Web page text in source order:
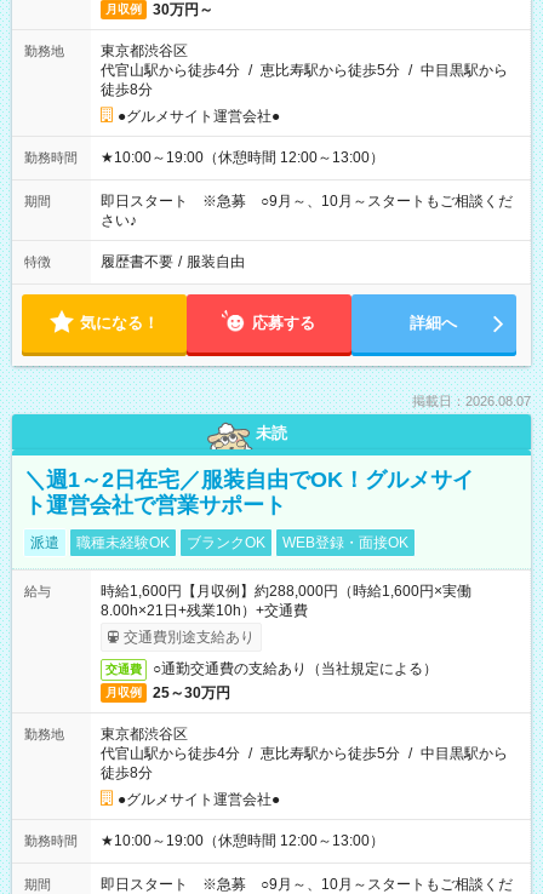
月収例 30万円～
勤務地
東京都渋谷区
代官山駅から徒歩4分 / 恵比寿駅から徒歩5分 / 中目黒駅から
徒歩8分
●グルメサイト運営会社●
勤務時間 ★10:00～19:00（休憩時間 12:00～13:00）
期間
即日スタート ※急募 ○9月～、10月～スタートもご相談くだ
さい♪
特徴 履歴書不要 / 服装自由
気になる！ 応募する 詳細へ
掲載日：2026.08.07
未読
＼週1～2日在宅／服装自由でOK！グルメサイ
ト運営会社で営業サポート
派遣 職種未経験OK ブランクOK WEB登録・面接OK
給与
時給1,600円【月収例】約288,000円（時給1,600円×実働
8.00h×21日+残業10h）+交通費
交通費別途支給あり
交通費 ○通勤交通費の支給あり（当社規定による）
月収例 25～30万円
勤務地
東京都渋谷区
代官山駅から徒歩4分 / 恵比寿駅から徒歩5分 / 中目黒駅から
徒歩8分
●グルメサイト運営会社●
勤務時間 ★10:00～19:00（休憩時間 12:00～13:00）
期間
即日スタート ※急募 ○9月～、10月～スタートもご相談くだ